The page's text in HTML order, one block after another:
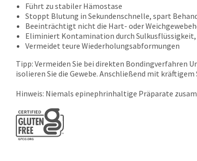
Führt zu stabiler Hämostase
Stoppt Blutung in Sekundenschnelle, spart
Beeinträchtigt nicht die Hart- oder
Eliminiert Kontamination durch
Vermeidet teure Wiederholungsabformungen
Tipp: Vermeiden Sie bei direkten Bondingverfahren
isolieren Sie die Gewebe. Anschließend mit
Hinweis: Niemals epinephrinhaltige Präparate